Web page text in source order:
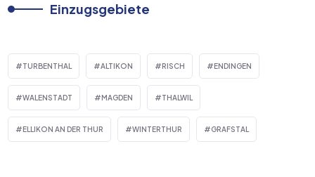
Einzugsgebiete
TURBENTHAL ALTIKON RISCH ENDINGEN
WALENSTADT MAGDEN THALWIL
ELLIKON AN DER THUR WINTERTHUR GRAFSTAL